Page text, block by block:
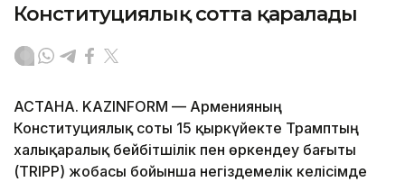
Конституциялық сотта қаралады
АСТАНА. KAZINFORM — Арменияның
Конституциялық соты 15 қыркүйекте Трамптың
халықаралық бейбітшілік пен өркендеу бағыты
(TRIPP) жобасы бойынша негіздемелік келісімде